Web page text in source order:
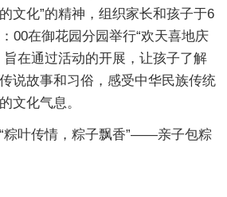
文化”的精神，组织家长和孩子于6
00在御花园分园举行“欢天喜地庆
旨在通过活动的开展，让孩子了解
说故事和习俗，感受中华民族传统
文化气息。
粽叶传情，粽子飘香”――亲子包粽